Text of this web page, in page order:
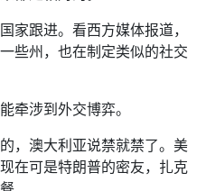
家跟进。看西方媒体报道，
些州，也在制定类似的社交
牵涉到外交博弈。
，澳大利亚说禁就禁了。美
在可是特朗普的密友，扎克